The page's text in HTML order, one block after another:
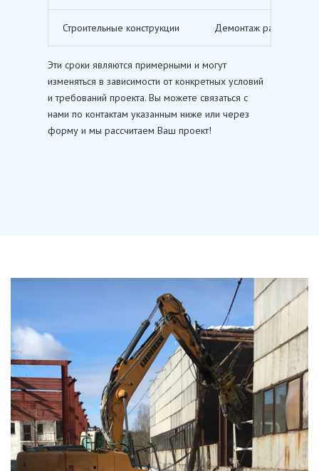
Строительные конструкции Демонтаж различных
Эти сроки являются примерными и могут
изменяться в зависимости от конкретных условий
и требований проекта. Вы можете связаться с
нами по контактам указанным ниже или через
форму и мы рассчитаем Ваш проект!